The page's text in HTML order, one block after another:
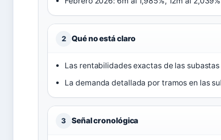
2 Qué no está claro
Las rentabilidades exactas de las
La demanda detallada por tramos en las
3 Señal cronológica